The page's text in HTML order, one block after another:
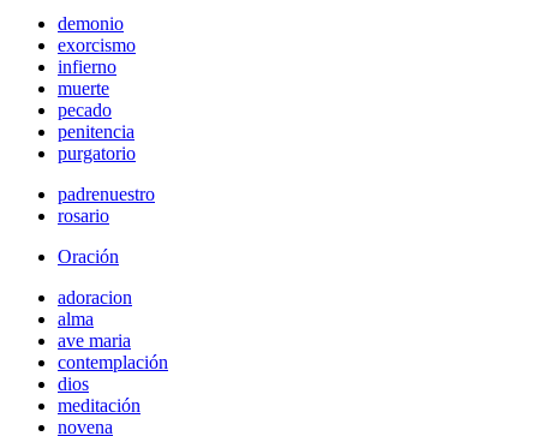
demonio
exorcismo
infierno
muerte
pecado
penitencia
purgatorio
padrenuestro
rosario
Oración
adoracion
alma
ave maria
contemplación
dios
meditación
novena